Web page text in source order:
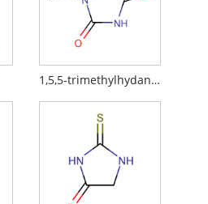
1,5,5-trimethylhydantoin